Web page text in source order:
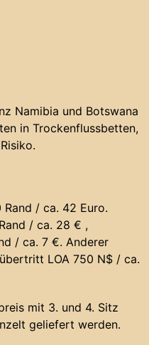
Namibia und Botswana
in Trockenflussbetten,
/ ca. 42 Euro.
/ ca. 28 € ,
/ ca. 7 €. Anderer
LOA 750 N$ / ca.
mit 3. und 4. Sitz
geliefert werden.